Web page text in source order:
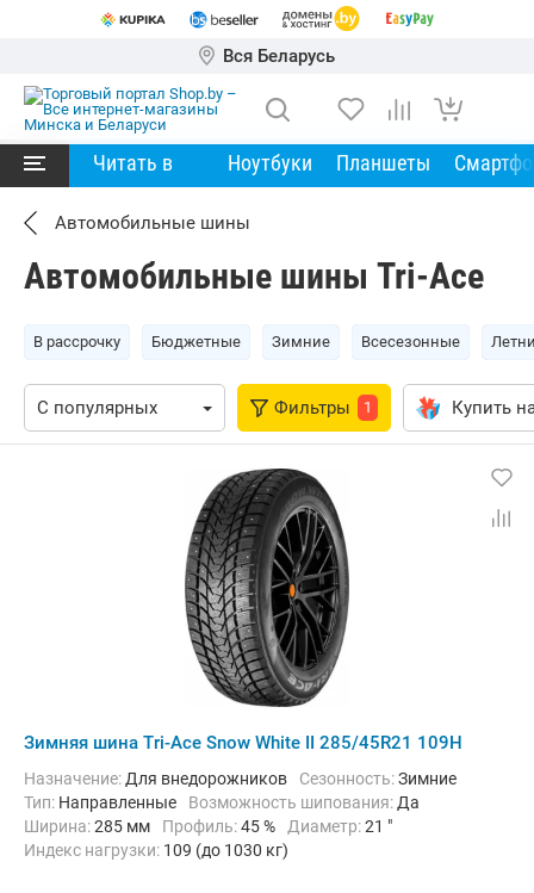
Вся Беларусь
Читать в Ноутбуки Планшеты
Автомобильные шины
Автомобильные шины Tri-Ace
В рассрочку Бюджетные Зимние Всесезонные
Фильтры 1 Купить
Зимняя шина Tri-Ace Snow White II 285/45R21 109H
Назначение: Для внедорожников Сезонность:Зимние
Тип: Направленные Возможность шипования: Да
Ширина:285 мм Профиль:45 % Диаметр:21 "
Индекс нагрузки: 109 (до 1030 кг)